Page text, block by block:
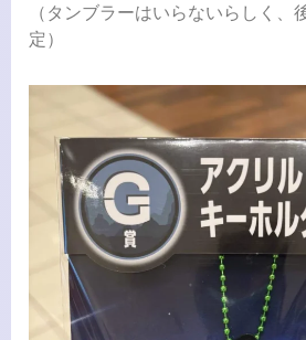
（タンブラーはいらないらしく、
定）